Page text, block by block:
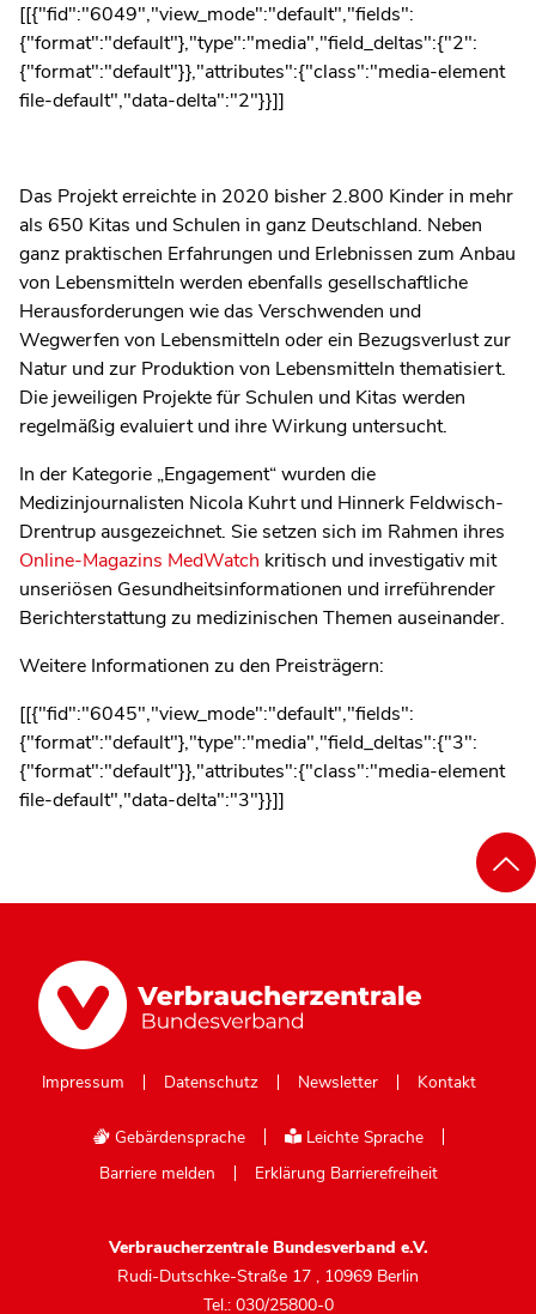
[[{"fid":"6049","view_mode":"default","fields":
{"format":"default"},"type":"media","field_deltas":{"2":
{"format":"default"}},"attributes":{"class":"media-element
file-default","data-delta":"2"}}]]
Das Projekt erreichte in 2020 bisher 2.800 Kinder in mehr
als 650 Kitas und Schulen in ganz Deutschland. Neben
ganz praktischen Erfahrungen und Erlebnissen zum Anbau
von Lebensmitteln werden ebenfalls gesellschaftliche
Herausforderungen wie das Verschwenden und
Wegwerfen von Lebensmitteln oder ein Bezugsverlust zur
Natur und zur Produktion von Lebensmitteln thematisiert.
Die jeweiligen Projekte für Schulen und Kitas werden
regelmäßig evaluiert und ihre Wirkung untersucht.
In der Kategorie „Engagement“ wurden die
Medizinjournalisten Nicola Kuhrt und Hinnerk Feldwisch-
Drentrup ausgezeichnet. Sie setzen sich im Rahmen ihres
Online-Magazins MedWatch kritisch und investigativ mit
unseriösen Gesundheitsinformationen und irreführender
Berichterstattung zu medizinischen Themen auseinander.
Weitere Informationen zu den Preisträgern:
[[{"fid":"6045","view_mode":"default","fields":
{"format":"default"},"type":"media","field_deltas":{"3":
{"format":"default"}},"attributes":{"class":"media-element
file-default","data-delta":"3"}}]]
Impressum Datenschutz Newsletter Kontakt
Gebärdensprache
Leichte Sprache
Barriere melden
Erklärung Barrierefreiheit
Verbraucherzentrale Bundesverband e.V.
Rudi-Dutschke-Straße 17 , 10969 Berlin
Tel.: 030/25800-0